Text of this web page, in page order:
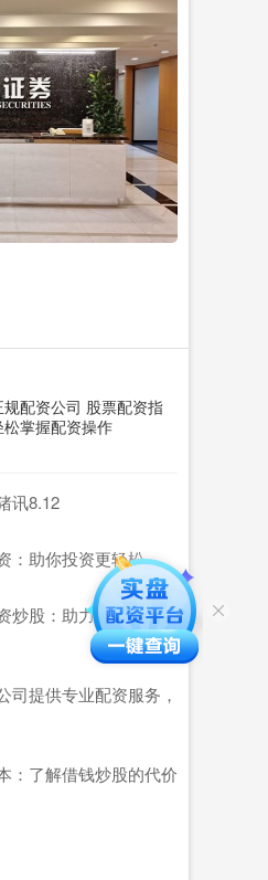
规配资公司 股票配资指
掌握配资操作
讯8.12
：助你投资更轻松
炒股：助力股市投资，
司提供专业配资服务，
：了解借钱炒股的代价